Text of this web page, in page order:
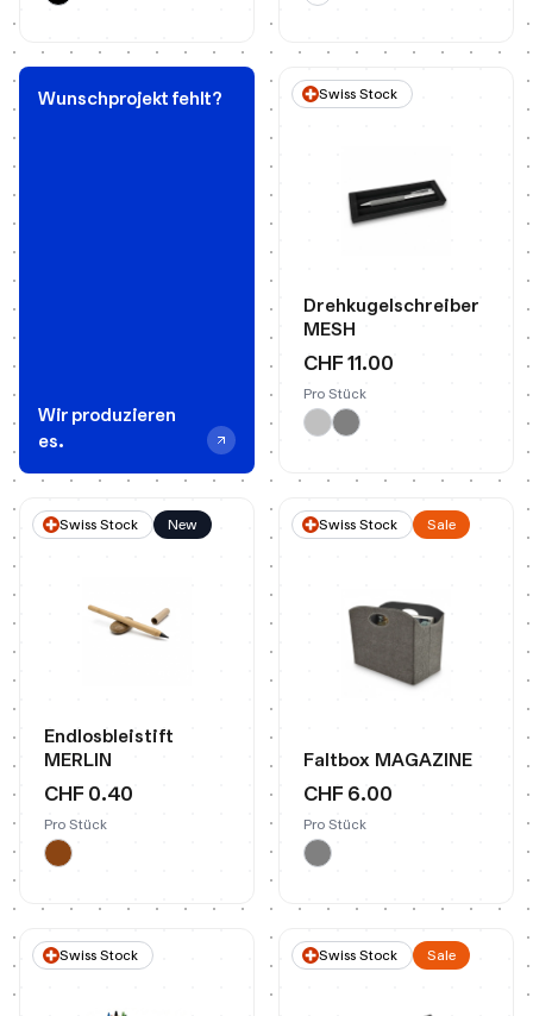
Wunschprojekt fehlt?
Wir produzieren
es.
Swiss Stock
Drehkugelschreiber
MESH
CHF 11.00
Pro Stück
Swiss Stock New
Endlosbleistift
MERLIN
CHF 0.40
Pro Stück
Swiss Stock Sale
Faltbox MAGAZINE
CHF 6.00
Pro Stück
Swiss Stock Swiss Stock Sale